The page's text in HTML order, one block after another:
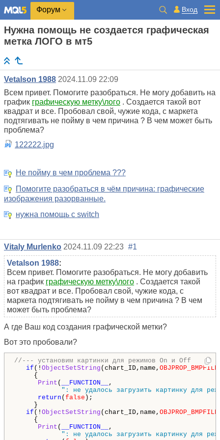
Форум Вход
Нужна помощь не создается графическая
метка ЛОГО в мт5
Vetalson 1988 2024.11.09 22:09
Всем привет. Помогите разобраться. Не могу добавить на
график графическую метку\лого . Создается такой вот
квадрат и все. Пробовал свой, чужие кода, с маркета
подтягивать не пойму в чем причина ? В чем может быть
проблема?
122222.jpg
Не пойму в чем проблема ???
Помогите разобраться в чём причина: графические
изображения разорванные.
нужна помощь с switch
Vitaly Murlenko 2024.11.09 22:23 #1
Vetalson 1988:
Всем привет. Помогите разобраться. Не могу добавить
на график графическую метку\лого . Создается такой
вот квадрат и все. Пробовал свой, чужие кода, с
маркета подтягивать не пойму в чем причина ? В чем
может быть проблема?
А где Ваш код создания графической метки?
Вот это пробовали?
//--- установим картинки для режимов On и Off
if (! ObjectSetString (chart_ID,name, OBJPROP_BMPFILE
{
Print ( __FUNCTION__
,
": не удалось загрузить картинку для
return ( false );
}
if (! ObjectSetString (chart_ID,name, OBJPROP_BMPFILE
{
Print ( __FUNCTION__
,
": не удалось загрузить картинку для